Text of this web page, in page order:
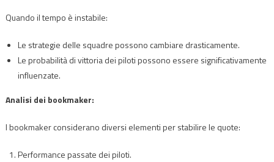
Quando il tempo è instabile:
Le strategie delle squadre possono cambiare drasticamente.
Le probabilità di vittoria dei piloti possono essere significativamente
influenzate.
Analisi dei bookmaker:
I bookmaker considerano diversi elementi per stabilire le quote:
Performance passate dei piloti.